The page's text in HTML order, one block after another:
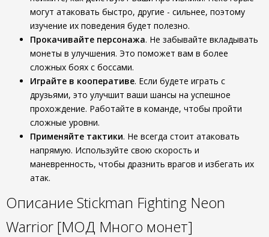
могут атаковать быстро, другие - сильнее, поэтому
изучение их поведения будет полезно.
Прокачивайте персонажа. Не забывайте вкладывать
монеты в улучшения. Это поможет вам в более
сложных боях с боссами.
Играйте в кооперативе. Если будете играть с
друзьями, это улучшит ваши шансы на успешное
прохождение. Работайте в команде, чтобы пройти
сложные уровни.
Применяйте тактики. Не всегда стоит атаковать
напрямую. Используйте свою скорость и
маневренность, чтобы дразнить врагов и избегать их
атак.
Описание Stickman Fighting Neon
Warrior [МОД Много монет]